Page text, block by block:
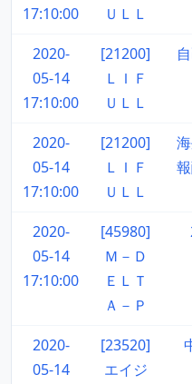
17:10:00
ＵＬＬ
2020-
05-14
17:10:00
[21200]
ＬＩＦ
ＵＬＬ
2020-
05-14
17:10:00
[21200]
ＬＩＦ
ＵＬＬ
2020-
05-14
17:10:00
[45980]
Ｍ－Ｄ
ＥＬＴ
Ａ－Ｐ
2020-
05-14
[23520]
エイジ